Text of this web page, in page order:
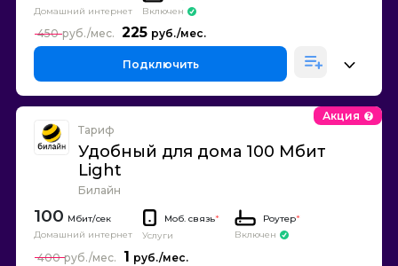
Домашний интернет
Включен
225
450
Подключить
Тариф
Удобный для дома 100 Мбит
Light
Билайн
Акция
100
Домашний интернет
Моб. связь*
Услуги
Роутер*
Включен
1
400